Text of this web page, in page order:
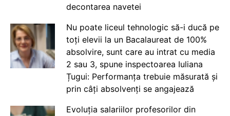
decontarea navetei
Nu poate liceul tehnologic să-i ducă pe
toți elevii la un Bacalaureat de 100%
absolvire, sunt care au intrat cu media
2 sau 3, spune inspectoarea Iuliana
Țugui: Performanța trebuie măsurată și
prin câți absolvenți se angajează
Evoluția salariilor profesorilor din